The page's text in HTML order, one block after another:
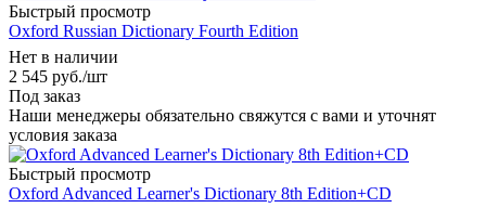
Быстрый просмотр
Oxford Russian Dictionary Fourth Edition
Нет в наличии
2 545 руб./шт
Под заказ
Наши менеджеры обязательно свяжутся с вами и уточнят
условия заказа
Быстрый просмотр
Oxford Advanced Learner's Dictionary 8th Edition+CD